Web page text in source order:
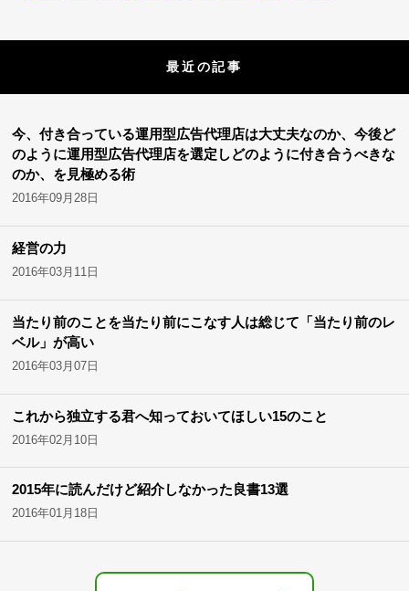
最近の記事
今、付き合っている運用型広告代理店は大丈夫なのか、今後ど
のように運用型広告代理店を選定しどのように付き合うべきな
のか、を見極める術
2016年09月28日
経営の力
2016年03月11日
当たり前のことを当たり前にこなす人は総じて「当たり前のレ
ベル」が高い
2016年03月07日
これから独立する君へ知っておいてほしい15のこと
2016年02月10日
2015年に読んだけど紹介しなかった良書13選
2016年01月18日